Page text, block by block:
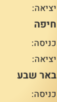
יציאה:
חיפה
כניסה:
יציאה:
באר שבע
כניסה: